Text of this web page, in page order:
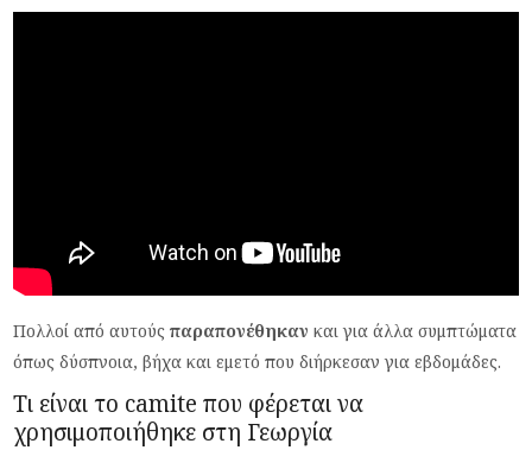
Πολλοί από αυτούςπαραπονέθηκανκαι για άλλα συμπτώματα
όπως δύσπνοια, βήχα και εμετό που διήρκεσαν για εβδομάδες.
Τι είναι το camite που φέρεται να
χρησιμοποιήθηκε στη Γεωργία